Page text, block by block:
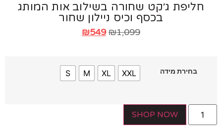
חליפת ג׳קט שחורה בשילוב אות המותג
בכסף וכיס ניילון שחור
₪1,099
₪549
בחירת מידה XL
M
S
SHOP NOW